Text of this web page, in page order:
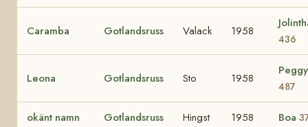
Caramba Gotlandsruss Valack 1958
436
Leona Gotlandsruss Sto 1958
Peggy
487
okänt namn Gotlandsruss Hingst 1958 Boa